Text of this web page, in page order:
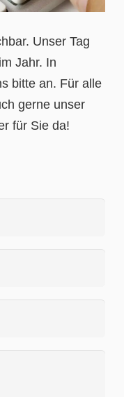
Unser Tag
Jahr. In
bitte an. Für alle
gerne unser
für Sie da!